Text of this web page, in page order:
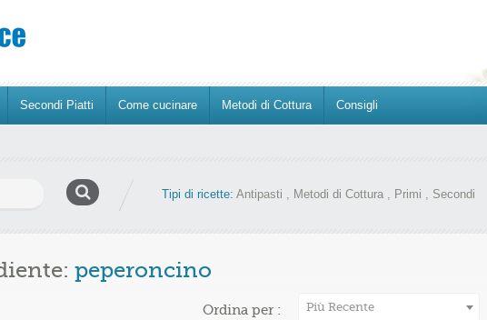
Secondi Piatti Come cucinare Metodi di Cottura
Consigli
Tipi di ricette: Antipasti , Metodi di Cottura , Primi , Secondi
peperoncino
Ordina per : Più Recente